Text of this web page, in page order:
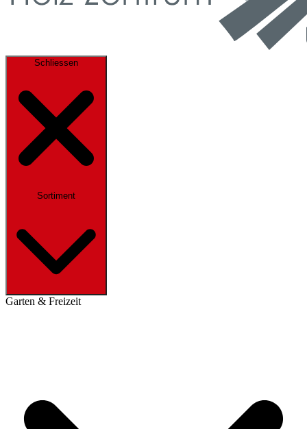
Schliessen
Sortiment
Garten & Freizeit